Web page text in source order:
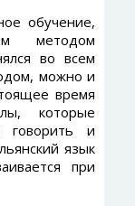
обучение,
методом
во всем
можно и
время
которые
говорить и
язык
при